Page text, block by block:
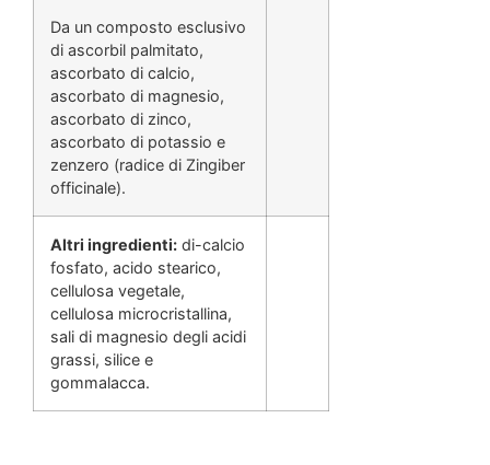
Da un composto esclusivo
di ascorbil palmitato,
ascorbato di calcio,
ascorbato di magnesio,
ascorbato di zinco,
ascorbato di potassio e
zenzero (radice di Zingiber
officinale).
Altri ingredienti: di-calcio
fosfato, acido stearico,
cellulosa vegetale,
cellulosa microcristallina,
sali di magnesio degli acidi
grassi, silice e
gommalacca.